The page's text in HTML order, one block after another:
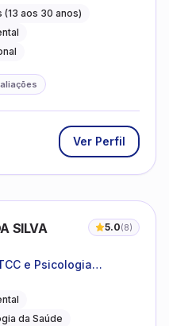
e orientação
aos 30 anos)
Ver Perfil
SILVA 5.0(8)
e Psicologia
da Saúde